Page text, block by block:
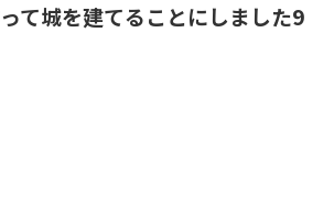
て城を建てることにしました9